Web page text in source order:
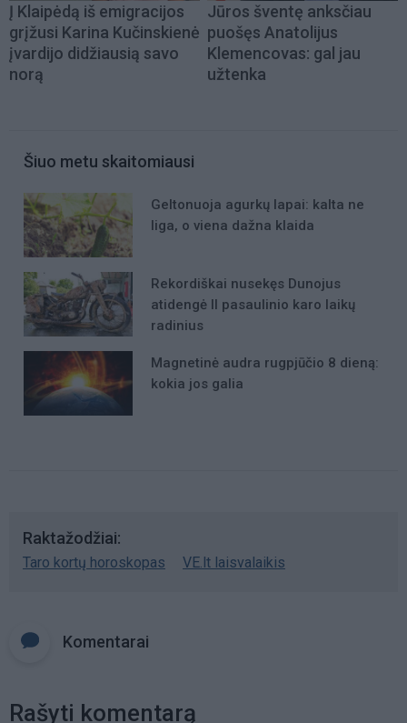
Į Klaipėdą iš emigracijos
grįžusi Karina Kučinskienė
įvardijo didžiausią savo
norą
Jūros šventę anksčiau
puošęs Anatolijus
Klemencovas: gal jau
užtenka
Šiuo metu skaitomiausi
Geltonuoja agurkų lapai: kalta ne
liga, o viena dažna klaida
Rekordiškai nusekęs Dunojus
atidengė II pasaulinio karo laikų
radinius
Magnetinė audra rugpjūčio 8 dieną:
kokia jos galia
Raktažodžiai
Taro kortų horoskopas VE.lt laisvalaikis
Komentarai
Rašyti komentarą